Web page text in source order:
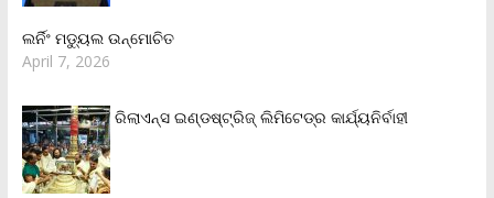
ଲର୍ନିଂ ମଡ୍ୟୁଲ ଉନ୍ମୋଚିତ
April 7, 2026
ରିଲାଏନ୍‌ସ ଇଣ୍ଡଷ୍ଟ୍ରିଜ୍ ଲିମିଟେଡ୍‌ର କାର୍ଯ୍ୟନିର୍ବାହୀ